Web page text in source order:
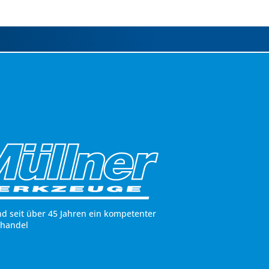
seit über 45 Jahren ein kompetenter